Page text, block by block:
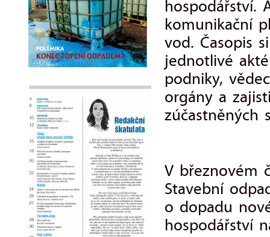
hospodářství.
komunikační
vod. Časopis
jednotlivé
podniky,
orgány a
zúčastněných
V březnovém
Stavební
o dopadu
hospodářství